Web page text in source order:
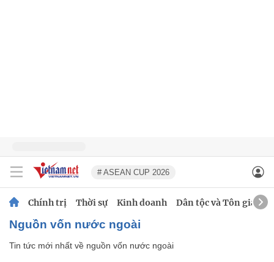
# ASEAN CUP 2026
Chính trị Thời sự Kinh doanh Dân tộc và Tôn giáo
nguồn vốn nước ngoài
Tin tức mới nhất về nguồn vốn nước ngoài